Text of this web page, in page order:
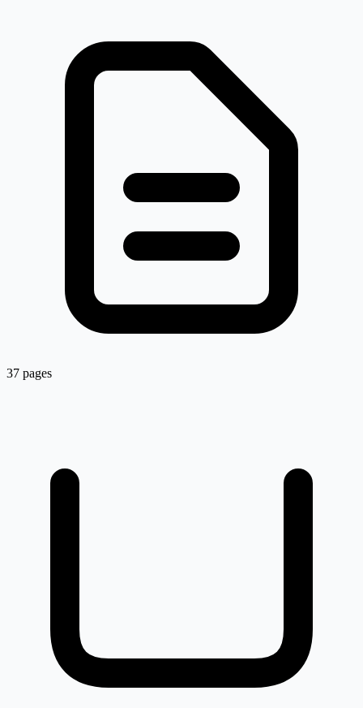
37 pages